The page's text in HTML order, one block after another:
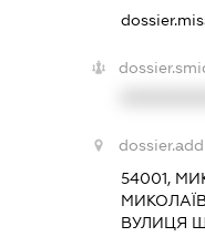
54001,
ВУЛИЦЯ